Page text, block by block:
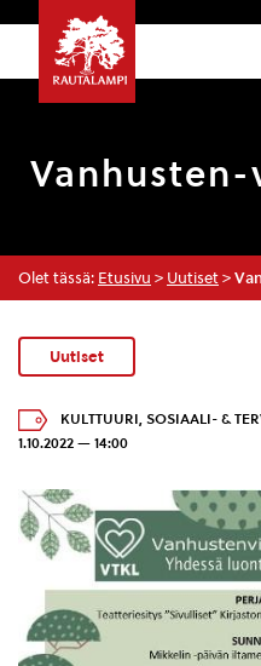
Vanhusten-
Olet tässä: Etusivu > Uutiset >
Uutiset
KULTTUURI, SOSIAALI- &
1.10.2022 — 14:00